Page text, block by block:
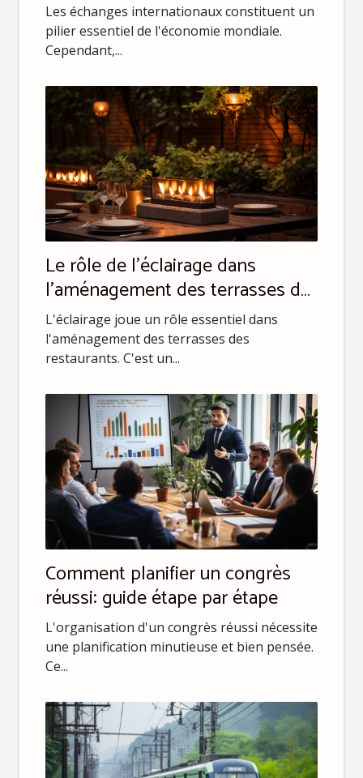
Les échanges internationaux constituent un
pilier essentiel de l'économie mondiale.
Cependant,...
Le rôle de l'éclairage dans
l'aménagement des terrasses de
restaurant
L'éclairage joue un rôle essentiel dans
l'aménagement des terrasses des
restaurants. C'est un...
Comment planifier un congrès
réussi: guide étape par étape
L'organisation d'un congrès réussi nécessite
une planification minutieuse et bien pensée.
Ce...